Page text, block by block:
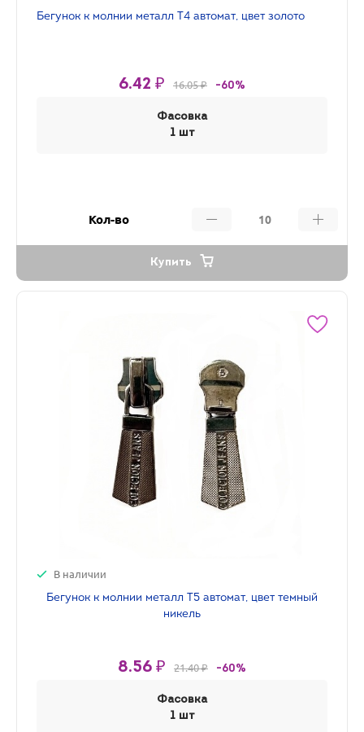
Бегунок к молнии металл Т4 автомат, цвет золото
6.42 ₽ 16.05 ₽ -60%
Фасовка
1 шт
Кол-во
Купить
В наличии
Бегунок к молнии металл Т5 автомат, цвет темный
никель
8.56 ₽ 21.40 ₽ -60%
Фасовка
1 шт